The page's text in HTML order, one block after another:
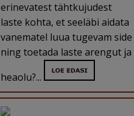
erinevatest tähtkujudest
laste kohta, et seeläbi aidata
vanematel luua tugevam side
ning toetada laste arengut ja
heaolu?...